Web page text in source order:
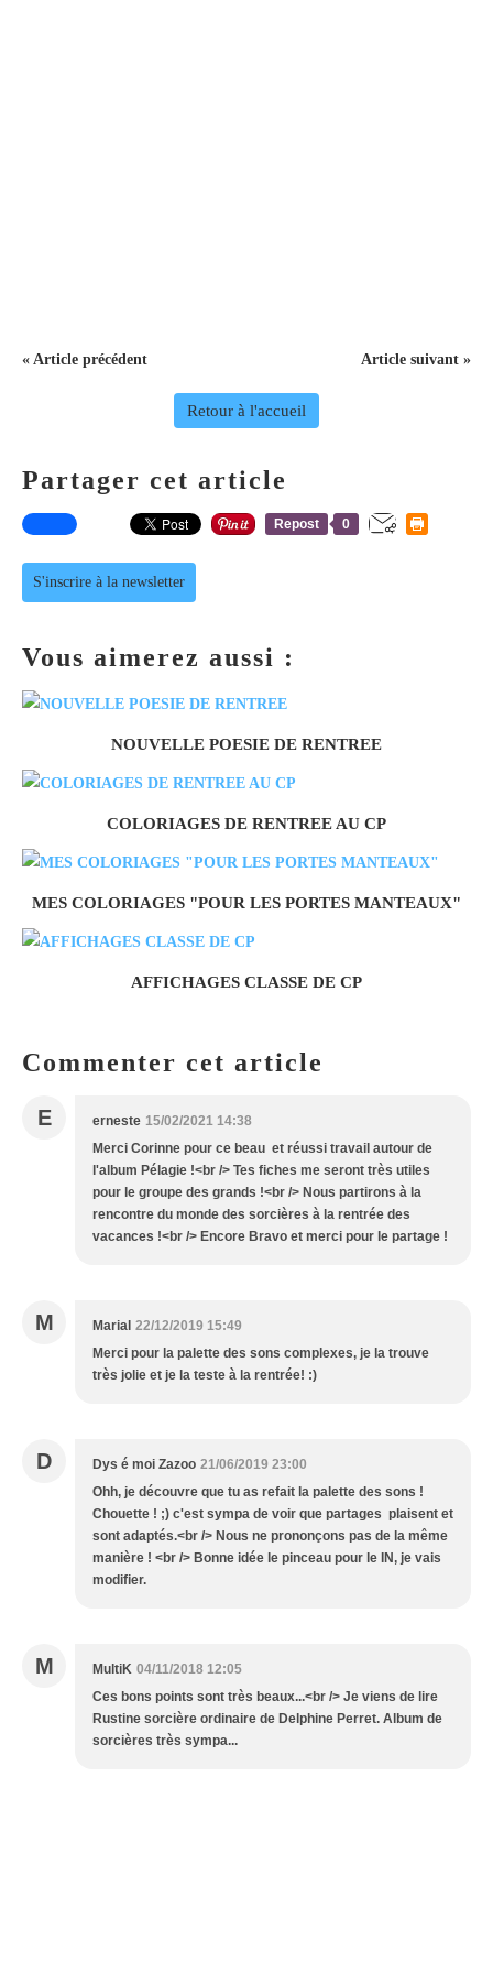
« Article précédent Article suivant »
Retour à l'accueil
Partager cet article
Repost 0
S'inscrire à la newsletter
Vous aimerez aussi :
NOUVELLE POESIE DE RENTREE
COLORIAGES DE RENTREE AU CP
MES COLORIAGES "POUR LES PORTES MANTEAUX"
AFFICHAGES CLASSE DE CP
Commenter cet article
E erneste 15/02/2021 14:38
Merci Corinne pour ce beau et réussi travail autour de
l'album Pélagie !<br /> Tes fiches me seront très utiles
pour le groupe des grands !<br /> Nous partirons à la
rencontre du monde des sorcières à la rentrée des
vacances !<br /> Encore Bravo et merci pour le partage !
M Marial 22/12/2019 15:49
Merci pour la palette des sons complexes, je la trouve
très jolie et je la teste à la rentrée! :)
D Dys é moi Zazoo 21/06/2019 23:00
Ohh, je découvre que tu as refait la palette des sons !
Chouette ! ;) c'est sympa de voir que partages plaisent et
sont adaptés.<br /> Nous ne prononçons pas de la même
manière ! <br /> Bonne idée le pinceau pour le IN, je vais
modifier.
M MultiK 04/11/2018 12:05
Ces bons points sont très beaux...<br /> Je viens de lire
Rustine sorcière ordinaire de Delphine Perret. Album de
sorcières très sympa...